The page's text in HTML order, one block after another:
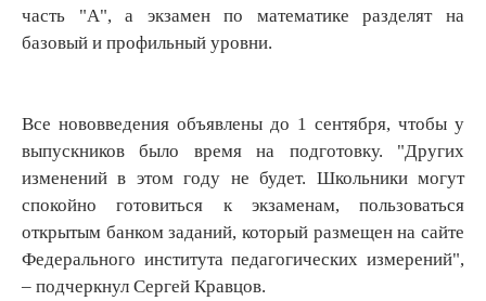
часть "А", а экзамен по математике разделят на
базовый и профильный уровни.
Все нововведения объявлены до 1 сентября, чтобы у
выпускников было время на подготовку. "Других
изменений в этом году не будет. Школьники могут
спокойно готовиться к экзаменам, пользоваться
открытым банком заданий, который размещен на сайте
Федерального института педагогических измерений",
– подчеркнул Сергей Кравцов.